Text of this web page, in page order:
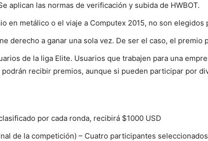
aplican las normas de verificación y subida de HWBOT.
en metálico o el viaje a Computex 2015, no son elegidos
derecho a ganar una sola vez. De ser el caso, el premio
de la liga Elite. Usuarios que trabajen para una
recibir premios, aunque si pueden participar por
por cada ronda, recibirá $1000 USD
de la competición) – Cuatro participantes